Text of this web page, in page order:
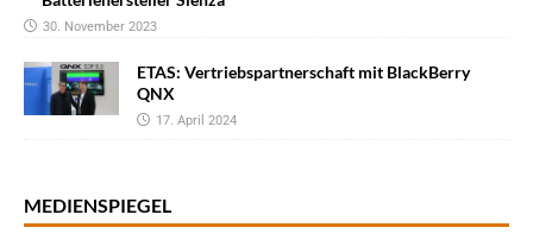
30. November 2023
ETAS: Vertriebspartnerschaft mit BlackBerry
QNX
17. April 2024
MEDIENSPIEGEL